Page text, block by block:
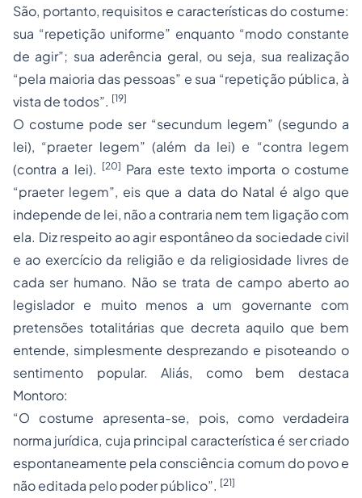
São, portanto, requisitos e características do costume:
sua “repetição uniforme” enquanto “modo constante
de agir”; sua aderência geral, ou seja, sua realização
“pela maioria das pessoas” e sua “repetição pública, à
vista de todos”. [19]
O costume pode ser “secundum legem” (segundo a
lei), “praeter legem” (além da lei) e “contra legem
(contra a lei). [20] Para este texto importa o costume
“praeter legem”, eis que a data do Natal é algo que
independe de lei, não a contraria nem tem ligação com
ela. Diz respeito ao agir espontâneo da sociedade civil
e ao exercício da religiãoe da religiosidade livres de
cada ser humano. Não se trata de campo aberto ao
legislador e muito menos a um governante com
pretensões totalitárias que decreta aquilo que bem
entende, simplesmente desprezando e pisoteando o
sentimento popular. Aliás, como bem destaca
Montoro:
“O costume apresenta-se, pois, como verdadeira
norma jurídica, cuja principal característica é ser criado
espontaneamente pela consciência comum do povo e
não editada pelo poder público”. [21]